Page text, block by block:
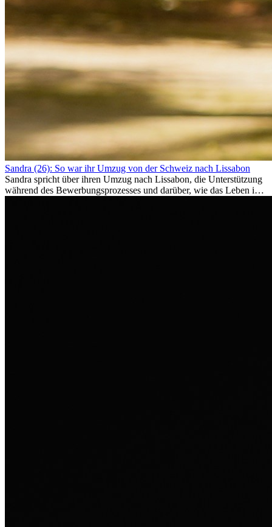
Sandra (26): So war ihr Umzug von der Schweiz nach Lissabon
Sandra spricht über ihren Umzug nach Lissabon, die Unterstützung
während des Bewerbungsprozesses und darüber, wie das Leben im